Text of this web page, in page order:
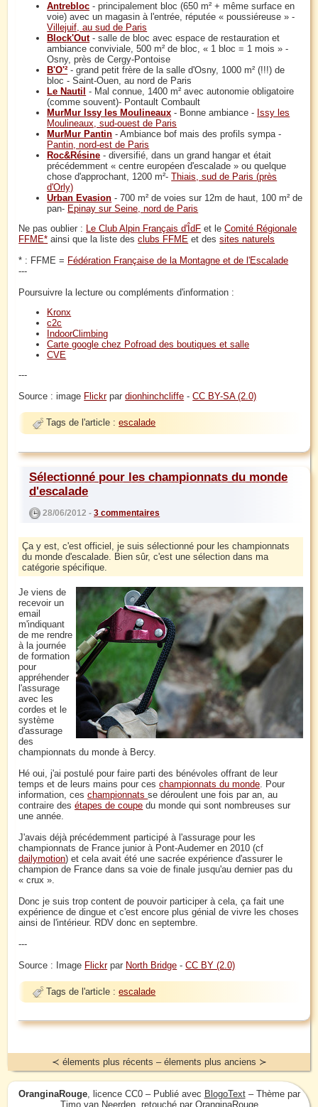
Antrebloc - principalement bloc (650 m² + même surface en
voie) avec un magasin à l'entrée, réputée « poussiéreuse » -
Villejuif, au sud de Paris
Block'Out- salle de bloc avec espace de restauration et
ambiance conviviale, 500 m² de bloc, « 1 bloc = 1 mois » -
Osny, près de Cergy-Pontoise
B'O'² - grand petit frère de la salle d'Osny, 1000 m² (!!!) de
bloc - Saint-Ouen, au nord de Paris
Le Nautil - Mal connue, 1400 m² avec autonomie obligatoire
(comme souvent)- Pontault Combault
MurMur Issy les Moulineaux - Bonne ambiance - Issy les
Moulineaux, sud-ouest de Paris
MurMur Pantin - Ambiance bof mais des profils sympa -
Pantin, nord-est de Paris
Roc&Résine - diversifié, dans un grand hangar et était
précédemment « centre européen d'escalade » ou quelque
chose d'approchant, 1200 m²-Thiais, sud de Paris (près
d'Orly)
Urban Evasion - 700 m² de voies sur 12m de haut, 100 m² de
pan- Epinay sur Seine, nord de Paris
Ne pas oublier : Le Club Alpin Français d'ÎdF et leComité Régionale
FFME* ainsi que la liste desclubs FFME et dessites naturels
* : FFME = Fédération Française de la Montagne et de l'Escalade
---
Poursuivre la lecture ou compléments d'information :
Kronx
c2c
IndoorClimbing
Carte google chez Pofroad des boutiques et salle
CVE
---
Source : image Flickrpardionhinchcliffe -CC BY-SA (2.0)
Tags de l'article :escalade
Sélectionné pour les championnats du monde
d'escalade
28/06/2012 -3 commentaires
Ça y est, c'est officiel, je suis sélectionné pour les championnats
du monde d'escalade. Bien sûr, c'est une sélection dans ma
catégorie spécifique.
Je viens de
recevoir un
email
m'indiquant
de me rendre
à la journée
de formation
pour
appréhender
l'assurage
avec les
cordes et le
système
d'assurage
des
championnats du monde à Bercy.
Hé oui, j'ai postulé pour faire parti des bénévoles offrant de leur
temps et de leurs mains pour ceschampionnats du monde . Pour
information, ceschampionnatsse déroulent une fois par an, au
contraire desétapes de coupe du monde qui sont nombreuses sur
une année.
J'avais déjà précédemment participé à l'assurage pour les
championnats de France junior à Pont-Audemer en 2010 (cf
dailymotion) et cela avait été une sacrée expérience d'assurer le
champion de France dans sa voie de finale jusqu'au dernier pas du
« crux ».
Donc je suis trop content de pouvoir participer à cela, ça fait une
expérience de dingue et c'est encore plus génial de vivre les choses
ainsi de l'intérieur. RDV donc en septembre.
---
Source : Image Flickrpar North Bridge -CC BY (2.0)
Tags de l'article :escalade
≺ élements plus récents – élements plus anciens ≻
OranginaRouge, licence CC0 – Publié avec BlogoText– Thème par
Timo van Neerden, retouché par OranginaRouge